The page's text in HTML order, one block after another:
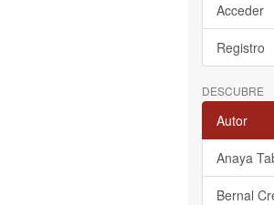
Acceder
Registro
DESCUBRE
Autor
Anaya
Bernal